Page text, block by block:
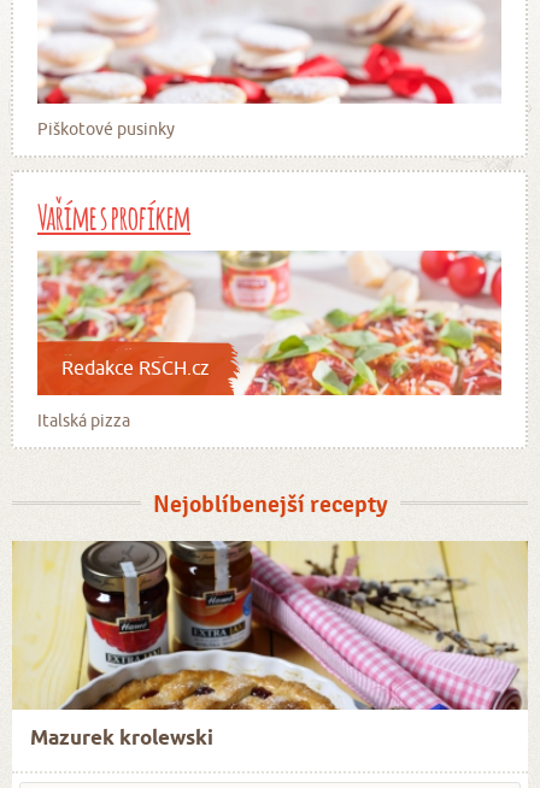
Piškotové pusinky
Vaříme s profíkem
Redakce RSCH.cz
Italská pizza
Nejoblíbenejší recepty
Mazurek krolewski